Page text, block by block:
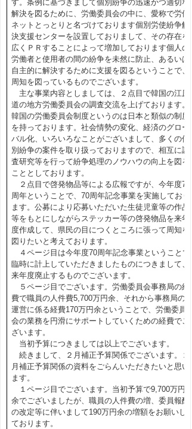
す。条例に基づきまして個別紛争の迅速かつ適切な
解決を図るために、労働委員会の中に、愛称で労使
ネットとっとりと名づけております個別労使紛争解
決支援センターを設置しておりまして、その存在を
広くＰＲすることによって増加しております個人の
労働者と使用者の間の紛争を未然に防止、あるいは
自主的に解決するために支援を図るということで、
周知を図っているものでございます。
主な事業内容としましては、２点目で韓国の江原
道の地方労働委員会の調査交流を上げております。
韓国の労働委員会制度というのは日本と類似の制度
を持っております。社会情勢の変化、経済のグロー
バル化、いろいろなことがございまして、多くの個
別紛争の案件を取り扱っておりますので、相互に調
査研究等を行って紛争処理のノウハウの向上を図る
こととしております。
２点目で啓発物品等による広報ですが、今年度70
周年ということで、70周年記念事業を実施しており
ます。公募により応募いただいた生徒児童等の作品
等をもとにしながらステッカー等の啓発物品を来年
度作成して、県民の目につくところに張って周知を
図りたいと考えております。
４ページ目は今年度70周年記念事業ということで
臨時に計上していただきましたものにつきまして、
来年度廃止するものでございます。
５ページ目でございます。労働委員会事務局の経
費で職員の人件費5,700万円余、それから事務局の
運営に係る経費170万円余ということで、労働委員
会の業務を円滑にサポートしていくための経費でご
ざいます。
当初予算につきましては以上でございます。
続きまして、２月補正予算関係でございます。２
月補正予算関係の資料をごらんいただきたいと思い
ます。
１ページ目でございます。当初予算で9,700万円
余でございましたが、職員の人件費の増、委員報酬
の改定等に伴いまして190万円余の増額をお願いし
ております。